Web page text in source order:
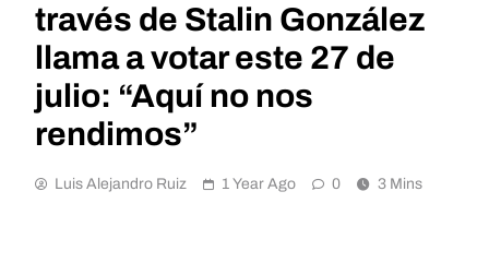
través de Stalin González
llama a votar este 27 de
julio: “Aquí no nos
rendimos”
Luis Alejandro Ruiz 1 Year Ago 0 3 Mins